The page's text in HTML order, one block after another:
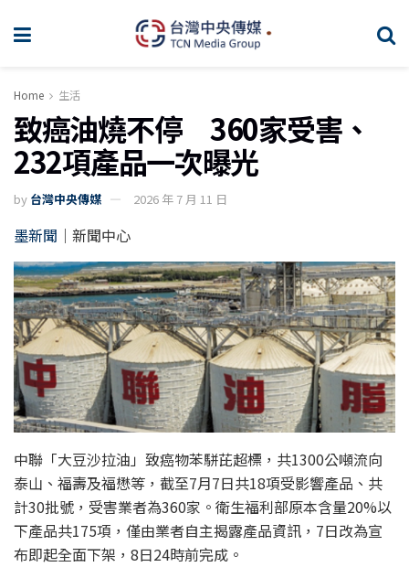
Home 生活
致癌油燒不停 360家受害、
232項產品一次曝光
by 台灣中央傳媒 2026 年 7 月 11 日
墨新聞 ｜新聞中心
中聯「大豆沙拉油」致癌物苯駢芘超標，共1300公噸流向
泰山、福壽及福懋等，截至7月7日共18項受影響產品、共
計30批號，受害業者為360家。衛生福利部原本含量20%以
下產品共175項，僅由業者自主揭露產品資訊，7日改為宣
布即起全面下架，8日24時前完成。